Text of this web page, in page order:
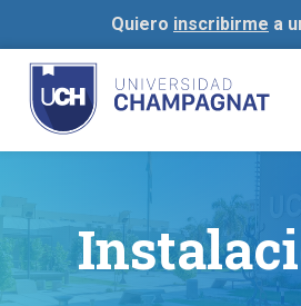
Quiero inscribirme a